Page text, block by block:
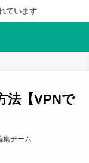
ています
法【VPNで
集チーム